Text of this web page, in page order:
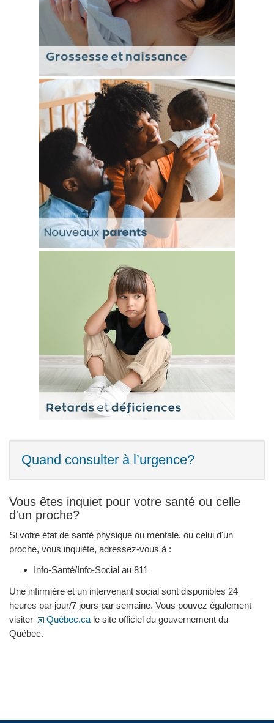
Quand consulter à l’urgence?
Vous êtes inquiet pour votre santé ou celle
d'un proche?
Si votre état de santé physique ou mentale, ou celui d'un
proche, vous inquiète, adressez-vous à :
Info-Santé/Info-Social au 811
Une infirmière et un intervenant social sont disponibles 24
heures par jour/7 jours par semaine. Vous pouvez également
visiter
Québec.ca le site officiel du gouvernement du
Québec.